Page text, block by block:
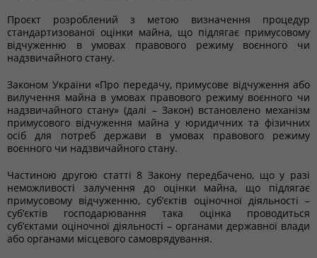
Проєкт розроблений з метою визначення процедур
стандартизованої оцінки майна, що підлягає примусовому
відчуженню в умовах правового режиму воєнного чи
надзвичайного стану.
Законом України «Про передачу, примусове відчуження або
вилучення майна в умовах правового режиму воєнного чи
надзвичайного стану» (далі – Закон) встановлено механізм
примусового відчуження майна у юридичних та фізичних
осіб для потреб держави в умовах правового режиму
воєнного чи надзвичайного стану.
Частиною другою статті 8 Закону передбачено, що у разі
неможливості залучення до оцінки майна, що підлягає
примусовому відчуженню, суб’єктів оціночної діяльності –
суб’єктів господарювання така оцінка проводиться
суб’єктами оціночної діяльності – органами державної влади
або органами місцевого самоврядування.